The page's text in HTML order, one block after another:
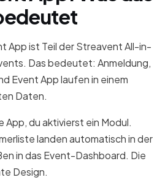
App ist Teil der Streavent All-in-
Das bedeutet: Anmeldung,
Event App laufen in einem
Daten.
du aktivierst ein Modul.
landen automatisch in der
in das Event-Dashboard. Die
Design.